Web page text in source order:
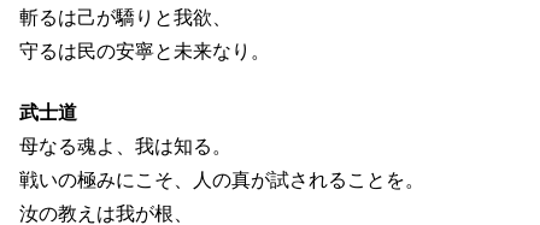
斬るは己が驕りと我欲、
守るは民の安寧と未来なり。
武士道
母なる魂よ、我は知る。
戦いの極みにこそ、人の真が試されることを。
汝の教えは我が根、